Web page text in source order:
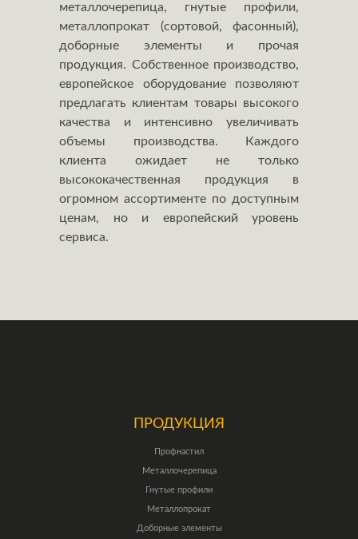
металлочерепица, гнутые профили,
металлопрокат (сортовой, фасонный),
доборные элементы и прочая
продукция. Собственное производство,
европейское оборудование позволяют
предлагать клиентам товары высокого
качества и интенсивно увеличивать
объемы производства. Каждого
клиента ожидает не только
высококачественная продукция в
огромном ассортименте по доступным
ценам, но и европейский уровень
сервиса.
ПРОДУКЦИЯ
Профнастил
Металлочерепица
Гнутые профили
Металлопрокат
Доборные элементы